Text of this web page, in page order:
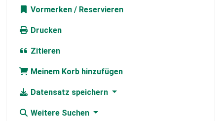
Vormerken
Drucken
Zitieren
Meinem Korb hinzufügen
Datensatz speichern
Weitere Suchen